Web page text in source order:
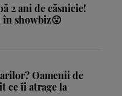
2 ani de căsnicie!
în showbiz😮
Oamenii de
ce îi atrage la